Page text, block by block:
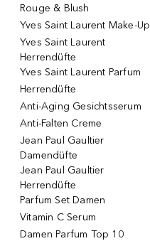
Rouge & Blush
Yves Saint Laurent Make-Up
Yves Saint Laurent
Herrendüfte
Yves Saint Laurent Parfum
Herrendüfte
Anti-Aging Gesichtsserum
Anti-Falten Creme
Jean Paul Gaultier
Damendüfte
Jean Paul Gaultier
Herrendüfte
Parfum Set Damen
Vitamin C Serum
Damen Parfum Top 10